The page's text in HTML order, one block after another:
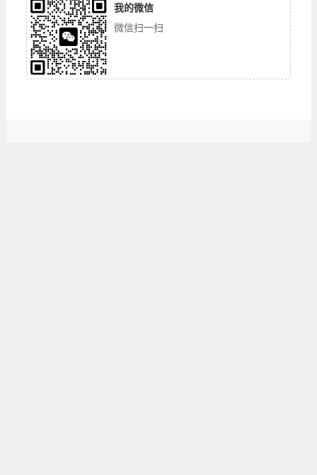
我的微信
微信扫一扫